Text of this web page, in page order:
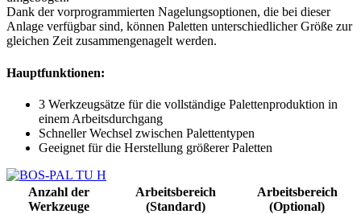
Dank der vorprogrammierten Nagelungsoptionen, die bei dieser
Anlage verfügbar sind, können Paletten unterschiedlicher Größe zur
gleichen Zeit zusammengenagelt werden.
Hauptfunktionen:
3 Werkzeugsätze für die vollständige Palettenproduktion in
einem Arbeitsdurchgang
Schneller Wechsel zwischen Palettentypen
Geeignet für die Herstellung größerer Paletten
Anzahl der
Werkzeuge
Arbeitsbereich
(Standard)
Arbeitsbereich
(Optional)